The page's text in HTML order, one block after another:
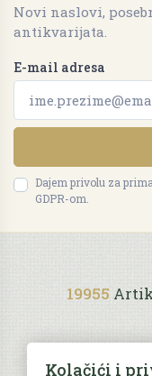
Novi naslovi,
antikvarijata.
E-mail adresa
Dajem privolu za
GDPR-om.
19955
Kolačići i